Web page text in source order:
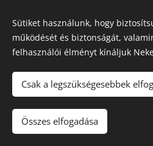
Az oldalt a
Sütiket használunk, hogy
működését és biztonságát,
felhasználói élményt kínáljuk
Csak a legszükségesebbek
Összes elfogadása